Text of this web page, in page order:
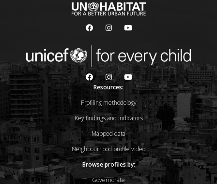
Resources:
Profiling methodology
Key findings and indicators
Mapped data
Neighbourhood profile video
Browse profiles by:
Governorate